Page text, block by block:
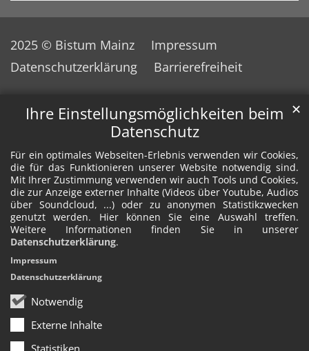
Ihre Einstellungsmöglichkeiten beim
Datenschutz
Für ein optimales Webseiten-Erlebnis verwenden wir Cookies,
die für das Funktionieren unserer Website notwendig sind.
Mit Ihrer Zustimmung verwenden wir auch Tools und Cookies,
die zur Anzeige externer Inhalte (Videos über Youtube, Audios
über Soundcloud, ...) oder zu anonymen Statistikzwecken
genutzt werden. Hier können Sie eine Auswahl treffen.
Weitere Informationen finden Sie in unserer
Datenschutzerklärung.
Notwendig
Externe Inhalte
✕
Impressum
Datenschutzerklärung
2025 © Bistum Mainz
Impressum
Datenschutzerklärung
Barrierefreiheit